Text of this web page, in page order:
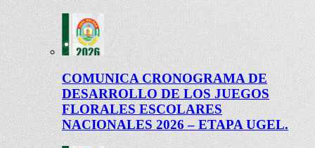
COMUNICA CRONOGRAMA DE
DESARROLLO DE LOS JUEGOS
FLORALES ESCOLARES
NACIONALES 2026 – ETAPA UGEL.